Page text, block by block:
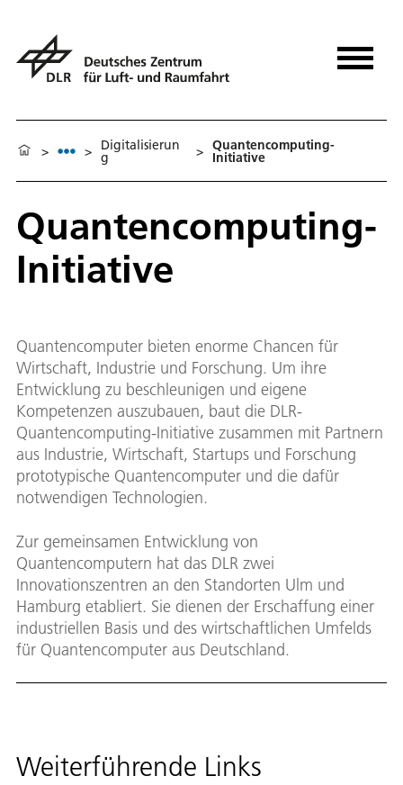
> > Digitalisierun
g > Quantencomputing-
Initiative
Quantencomputing-
Initiative
Quantencomputer bieten enorme Chancen für
Wirtschaft, Industrie und Forschung. Um ihre
Entwicklung zu beschleunigen und eigene
Kompetenzen auszubauen, baut die DLR-
Quantencomputing-Initiative zusammen mit Partnern
aus Industrie, Wirtschaft, Startups und Forschung
prototypische Quantencomputer und die dafür
notwendigen Technologien.
Zur gemeinsamen Entwicklung von
Quantencomputern hat das DLR zwei
Innovationszentren an den Standorten Ulm und
Hamburg etabliert. Sie dienen der Erschaffung einer
industriellen Basis und des wirtschaftlichen Umfelds
für Quantencomputer aus Deutschland.
Weiterführende Links